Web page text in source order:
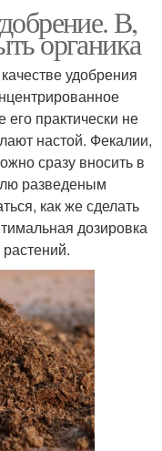
В,
органика
удобрения
практически не
настой. Фекалии,
сразу вносить в
разведеным
как же сделать
дозировка